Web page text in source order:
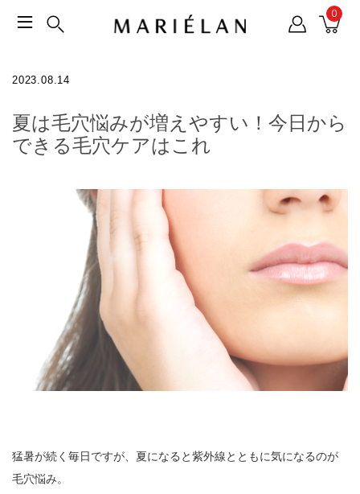
0
2023.08.14
夏は毛穴悩みが増えやすい！今日から
できる毛穴ケアはこれ
猛暑が続く毎日ですが、夏になると紫外線とともに気になるのが
毛穴悩み。